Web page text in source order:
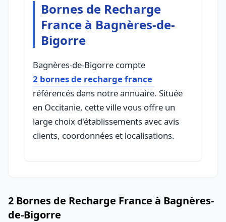
Bornes de Recharge
France à Bagnères-de-
Bigorre
Bagnères-de-Bigorre compte
2 bornes de recharge france
référencés dans notre annuaire. Située
en Occitanie, cette ville vous offre un
large choix d'établissements avec avis
clients, coordonnées et localisations.
2 Bornes de Recharge France à Bagnères-
de-Bigorre